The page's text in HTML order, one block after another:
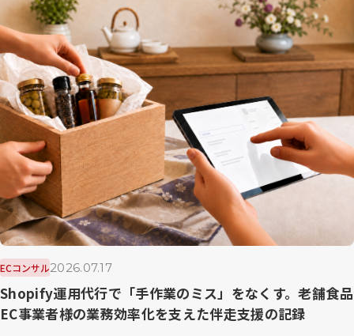
ECコンサル2026.07.17
Shopify運用代行で「手作業のミス」をなくす。老舗食品
EC事業者様の業務効率化を支えた伴走支援の記録